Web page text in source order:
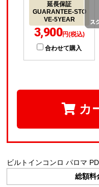
延長保証
GUARANTEE-STO
VE-5YEAR
3,900円(税込)
合わせて購入
カ
ビルトインコンロ パロマ
総額料